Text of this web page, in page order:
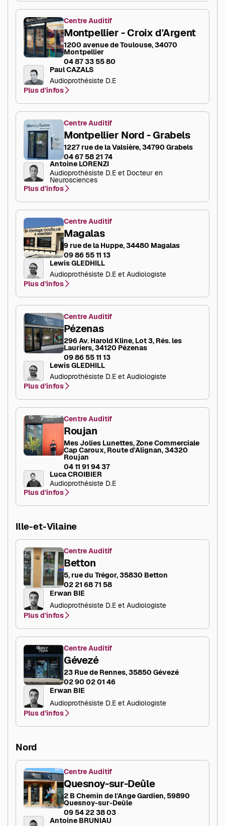
Centre Auditif
Montpellier - Croix d'Argent
1200 avenue de Toulouse, 34070
Montpellier
04 87 33 55 80
Paul CAZALS
Audioprothésiste D.E
Plus d’infos
Centre Auditif
Montpellier Nord - Grabels
1227 rue de la Valsière, 34790 Grabels
04 67 58 21 74
Antoine LORENZI
Audioprothésiste D.E et Docteur en
Neurosciences
Plus d’infos
Centre Auditif
Magalas
9 rue de la Huppe, 34480 Magalas
09 86 55 11 13
Lewis GLEDHILL
Audioprothésiste D.E et Audiologiste
Plus d’infos
Centre Auditif
Pézenas
296 Av. Harold Kline, Lot 3, Rés. les
Lauriers, 34120 Pézenas
09 86 55 11 13
Lewis GLEDHILL
Audioprothésiste D.E et Audiologiste
Plus d’infos
Centre Auditif
Roujan
Mes Jolies Lunettes, Zone Commerciale
Cap Caroux, Route d'Alignan, 34320
Roujan
04 11 91 94 37
Luca CROIBIER
Audioprothésiste D.E
Plus d’infos
Ille-et-Vilaine
Centre Auditif
Betton
5, rue du Trégor, 35830 Betton
02 21 68 71 58
Erwan BIE
Audioprothésiste D.E et Audiologiste
Plus d’infos
Centre Auditif
Gévezé
23 Rue de Rennes, 35850 Gévezé
02 90 02 01 46
Erwan BIE
Audioprothésiste D.E et Audiologiste
Plus d’infos
Nord
Centre Auditif
Quesnoy-sur-Deûle
2 B Chemin de l'Ange Gardien, 59890
Quesnoy-sur-Deûle
09 54 22 38 03
Antoine BRUNIAU